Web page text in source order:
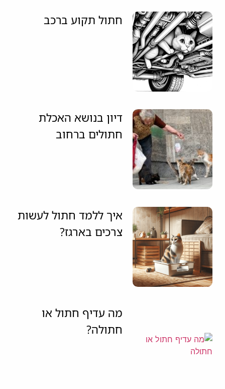
חתול תקוע ברכב
דיון בנושא האכלת
חתולים ברחוב
איך ללמד חתול לעשות
צרכים בארגז?
מה עדיף חתול או
חתולה?